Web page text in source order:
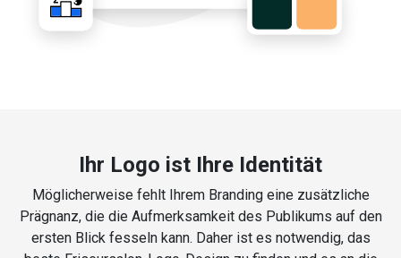
Ihr Logo ist Ihre Identität
Möglicherweise fehlt Ihrem Branding eine zusätzliche
Prägnanz, die die Aufmerksamkeit des Publikums auf den
ersten Blick fesseln kann. Daher ist es notwendig, das